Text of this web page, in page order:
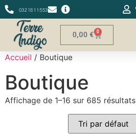
0321811553
0,00 € 0
Accueil / Boutique
Boutique
Affichage de 1–16 sur 685 résultats